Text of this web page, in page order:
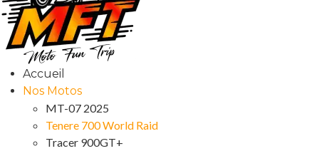
Accueil
Nos Motos
MT-07 2025
Tenere 700 World Raid
Tracer 900GT+